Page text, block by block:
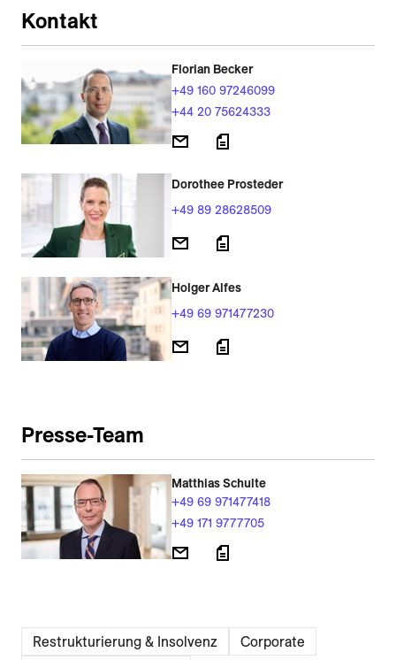
Kontakt
Florian Becker
+49 160 97246099
+44 20 75624333
Dorothee Prosteder
+49 89 28628509
Holger Alfes
+49 69 971477230
Presse-Team
Matthias Schulte
+49 69 971477418
+49 171 9777705
Restrukturierung & Insolvenz
Corporate